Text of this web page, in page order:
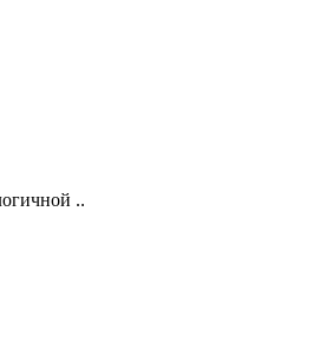
..